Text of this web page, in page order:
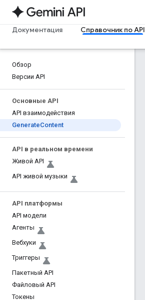
Документация Справочник по API
Обзор
Версии API
Основные API
API взаимодействия
GenerateContent
API в реальном времени
Живой API
API живой музыки
API платформы
API модели
Агенты
Вебхуки
Триггеры
Пакетный API
Файловый API
Токены